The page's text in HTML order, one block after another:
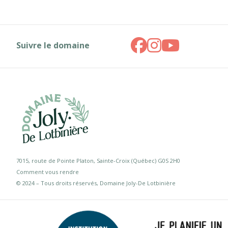
Suivre le domaine
7015, route de Pointe Platon, Sainte-Croix (Québec) G0S 2H0
Comment vous rendre
© 2024 – Tous droits réservés, Domaine Joly-De Lotbinière